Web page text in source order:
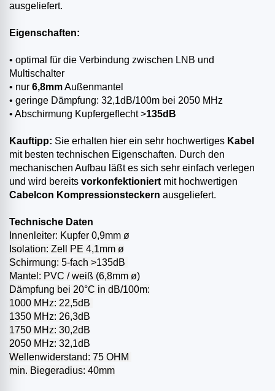
ausgeliefert.
Eigenschaften:
• optimal für die Verbindung zwischen LNB und
Multischalter
• nur 6,8mmAußenmantel
• geringe Dämpfung: 32,1dB/100m bei 2050 MHz
• Abschirmung Kupfergeflecht >135dB
Kauftipp: Sie erhalten hier ein sehr hochwertiges Kabel
mit besten technischen Eigenschaften. Durch den
mechanischen Aufbau läßt es sich sehr einfach verlegen
und wird bereits vorkonfektioniert mit hochwertigen
Cabelcon Kompressionsteckern ausgeliefert.
Technische Daten
Innenleiter: Kupfer 0,9mm ø
Isolation: Zell PE 4,1mm ø
Schirmung: 5-fach >135dB
Mantel: PVC / weiß (6,8mm ø)
Dämpfung bei 20°C in dB/100m:
1000 MHz: 22,5dB
1350 MHz: 26,3dB
1750 MHz: 30,2dB
2050 MHz: 32,1dB
Wellenwiderstand: 75 OHM
min. Biegeradius: 40mm